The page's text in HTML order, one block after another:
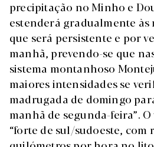
precipitação no Minho e
estenderá gradualmente às
que será persistente e por
manhã, prevendo-se que
sistema montanhoso
maiores intensidades se
madrugada de domingo
manhã de segunda-feira”.
“forte de sul/sudoeste, com